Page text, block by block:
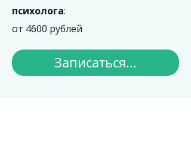
психолога:
от 4600 рублей
Записаться...